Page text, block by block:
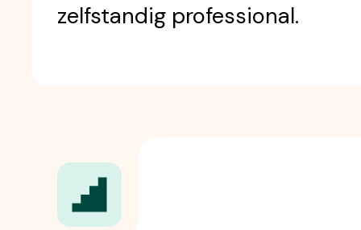
zelfstandig professional.